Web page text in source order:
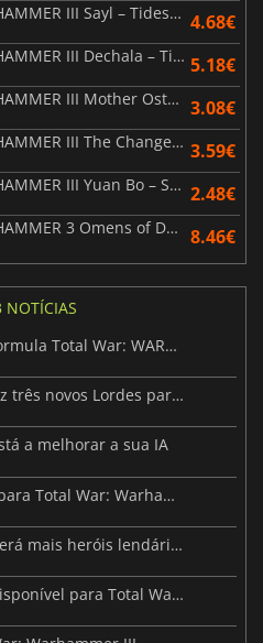
Total War WARHAMMER III Sayl – Tides of Torment 4.68€
Total War WARHAMMER III Dechala – Tides of Torment 5.18€
Total War WARHAMMER III Mother Ostankya – Shadows of Change 3.08€
Total War WARHAMMER III The Changeling – Shadows of Change 3.59€
Total War WARHAMMER III Yuan Bo – Shadows of Change 2.48€
Total War WARHAMMER 3 Omens of Destruction 8.46€
NOTÍCIAS
Lords of the End Times reformula Total War: WARHAMMER III
O DLC Tides of Torment traz três novos Lordes para Warhammer III
a melhorar a sua IA
Aqui está o roteiro de DLC para Total War: Warhammer III
Total War: Warhammer III terá mais heróis lendários
Immortal Empires já está disponível para Total War: Warhammer III